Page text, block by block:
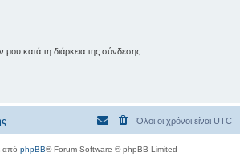
κατά τη διάρκεια της σύνδεσης
Όλοι οι χρόνοι είναι UTC
από phpBB® Forum Software © phpBB Limited